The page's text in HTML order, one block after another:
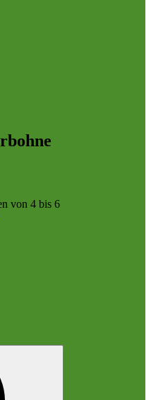
von 4 bis 6